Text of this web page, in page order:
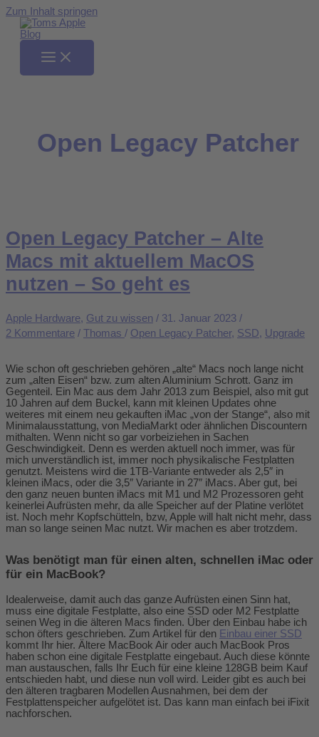
Zum Inhalt springen
Open Legacy Patcher
Open Legacy Patcher – Alte
Macs mit aktuellem MacOS
nutzen – So geht es
Apple Hardware, Gut zu wissen / 31. Januar 2023 /
2 Kommentare / Thomas / Open Legacy Patcher, SSD, Upgrade
Wie schon oft geschrieben gehören „alte“ Macs noch lange nicht
zum „alten Eisen“ bzw. zum alten Aluminium Schrott. Ganz im
Gegenteil. Ein Mac aus dem Jahr 2013 zum Beispiel, also mit gut
10 Jahren auf dem Buckel, kann mit kleinen Updates ohne
weiteres mit einem neu gekauften iMac „von der Stange“, also mit
Minimalausstattung, von MediaMarkt oder ähnlichen Discountern
mithalten. Wenn nicht so gar vorbeiziehen in Sachen
Geschwindigkeit. Denn es werden aktuell noch immer, was für
mich unverständlich ist, immer noch physikalische Festplatten
genutzt. Meistens wird die 1TB-Variante entweder als 2,5″ in
kleinen iMacs, oder die 3,5″ Variante in 27″ iMacs. Aber gut, bei
den ganz neuen bunten iMacs mit M1 und M2 Prozessoren geht
keinerlei Aufrüsten mehr, da alle Speicher auf der Platine verlötet
ist. Noch mehr Kopfschütteln, bzw, Apple will halt nicht mehr, dass
man so lange seinen Mac nutzt. Wir machen es aber trotzdem.
Was benötigt man für einen alten, schnellen iMac oder
für ein MacBook?
Idealerweise, damit auch das ganze Aufrüsten einen Sinn hat,
muss eine digitale Festplatte, also eine SSD oder M2 Festplatte
seinen Weg in die älteren Macs finden. Über den Einbau habe ich
schon öfters geschrieben. Zum Artikel für den Einbau einer SSD
kommt Ihr hier. Ältere MacBook Air oder auch MacBook Pros
haben schon eine digitale Festplatte eingebaut. Auch diese könnte
man austauschen, falls Ihr Euch für eine kleine 128GB beim Kauf
entschieden habt, und diese nun voll wird. Leider gibt es auch bei
den älteren tragbaren Modellen Ausnahmen, bei dem der
Festplattenspeicher aufgelötet ist. Das kann man einfach bei iFixit
nachforschen.